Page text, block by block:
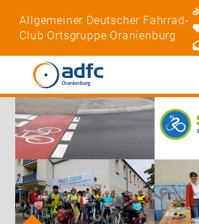
Allgemeiner Deutscher Fahrrad-
Club Ortsgruppe Oranienburg